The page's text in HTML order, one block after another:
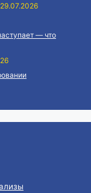
29.07.2026
— что